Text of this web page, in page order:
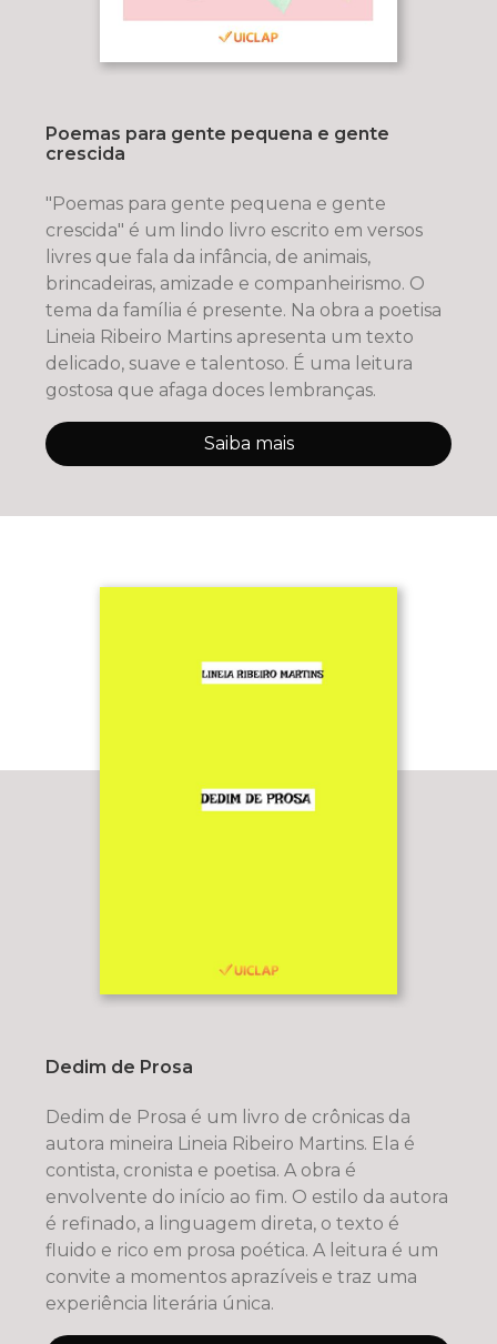
Poemas para gente pequena e gente
crescida
"Poemas para gente pequena e gente
crescida" é um lindo livro escrito em versos
livres que fala da infância, de animais,
brincadeiras, amizade e companheirismo. O
tema da família é presente. Na obra a poetisa
Lineia Ribeiro Martins apresenta um texto
delicado, suave e talentoso. É uma leitura
gostosa que afaga doces lembranças.
Saiba mais
Dedim de Prosa
Dedim de Prosa é um livro de crônicas da
autora mineira Lineia Ribeiro Martins. Ela é
contista, cronista e poetisa. A obra é
envolvente do início ao fim. O estilo da autora
é refinado, a linguagem direta, o texto é
fluido e rico em prosa poética. A leitura é um
convite a momentos aprazíveis e traz uma
experiência literária única.